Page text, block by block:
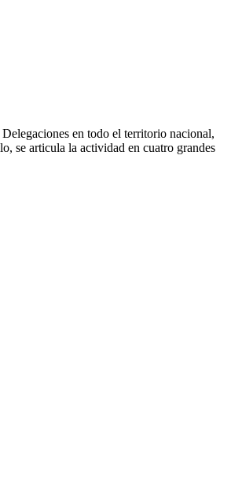
en todo el territorio nacional,
se articula la actividad en cuatro grandes